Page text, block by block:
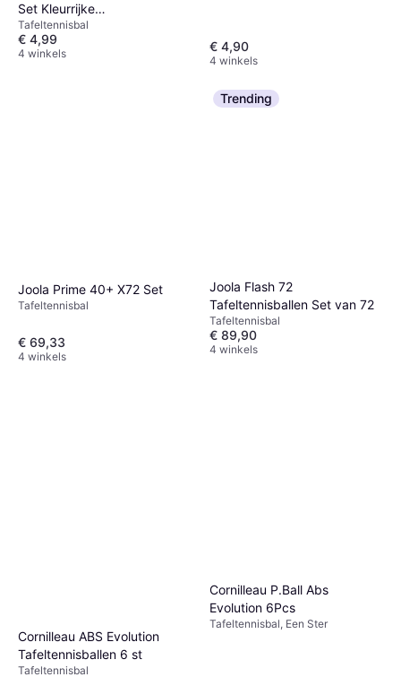
Set Kleurrijke
Tafeltennissballen
Tafeltennisbal
€ 4,99
4 winkels € 4,90
4 winkels
Joola Prime 40+ X72 Set
Tafeltennisbal
€ 69,33
4 winkels
Trending
Joola Flash 72
Tafeltennisballen Set van 72
Tafeltennisbal
€ 89,90
4 winkels
Cornilleau ABS Evolution
Tafeltennisballen 6 st
Tafeltennisbal
Cornilleau P.Ball Abs
Evolution 6Pcs
Tafeltennisbal, Een Ster